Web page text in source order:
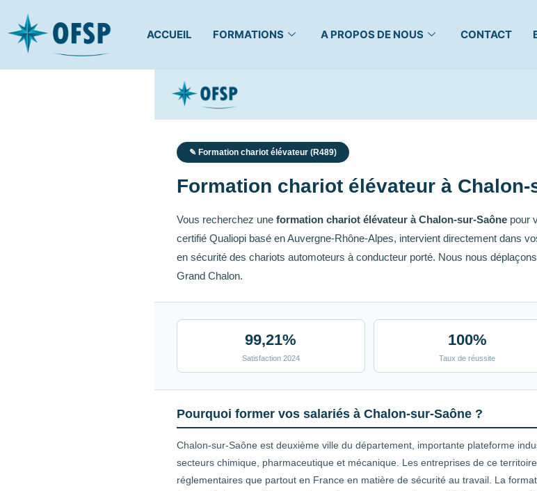
ACCUEIL FORMATIONS A PROPOS DE NOUS CONTACT
✎ Formation chariot élévateur (R489)
Formation chariot élévateur à Chalon-
Vous recherchez une formation chariot élévateur à Chalon-sur-Saône pour
certifié Qualiopi basé en Auvergne-Rhône-Alpes, intervient directement dans
en sécurité des chariots automoteurs à conducteur porté. Nous nous
Grand Chalon.
99,21%
Satisfaction 2024
100%
Taux de réussite
Pourquoi former vos salariés à Chalon-sur-Saône ?
Chalon-sur-Saône est deuxième ville du département, importante plateforme
secteurs chimique, pharmaceutique et mécanique. Les entreprises de ce
réglementaires que partout en France en matière de sécurité au travail. La